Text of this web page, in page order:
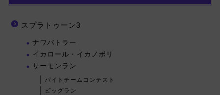
スプラトゥーン3
ナワバトラー
イカロール・イカノボリ
サーモンラン
バイトチームコンテスト
ビッグラン